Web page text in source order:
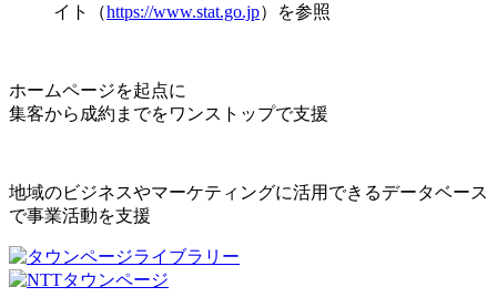
イト（https://www.stat.go.jp）を参照
ホームページを起点に
集客から成約までをワンストップで支援
地域のビジネスやマーケティングに活用できるデータベース
で事業活動を支援